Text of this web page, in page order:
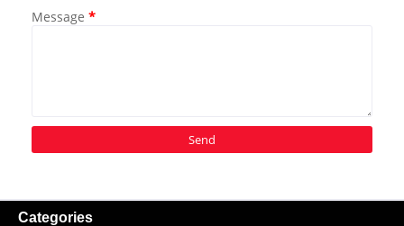
Message *
Categories